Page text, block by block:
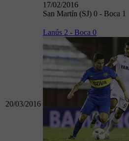
17/02/2016
San Martín (SJ) 0 - Boca 1
20/03/2016
Lanús 2 - Boca 0